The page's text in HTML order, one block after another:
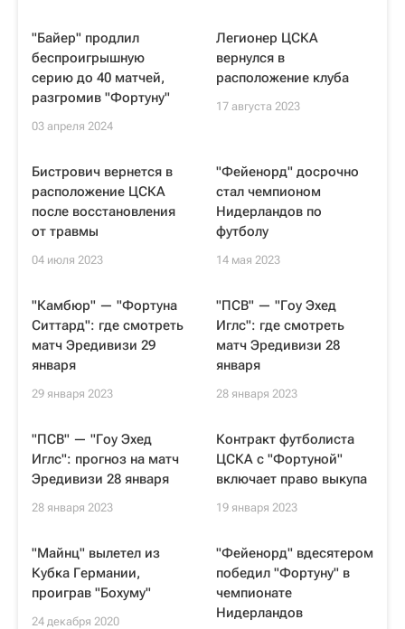
"Байер" продлил
беспроигрышную
серию до 40 матчей,
разгромив "Фортуну"
03 апреля 2024
Легионер ЦСКА
вернулся в
расположение клуба
17 августа 2023
Бистрович вернется в
расположение ЦСКА
после восстановления
от травмы
04 июля 2023
"Фейенорд" досрочно
стал чемпионом
Нидерландов по
футболу
14 мая 2023
"Камбюр" — "Фортуна
Ситтард": где смотреть
матч Эредивизи 29
января
29 января 2023
"ПСВ" — "Гоу Эхед
Иглс": где смотреть
матч Эредивизи 28
января
28 января 2023
"ПСВ" — "Гоу Эхед
Иглс": прогноз на матч
Эредивизи 28 января
28 января 2023
Контракт футболиста
ЦСКА с "Фортуной"
включает право выкупа
19 января 2023
"Майнц" вылетел из
Кубка Германии,
проиграв "Бохуму"
24 декабря 2020
"Фейенорд" вдесятером
победил "Фортуну" в
чемпионате
Нидерландов